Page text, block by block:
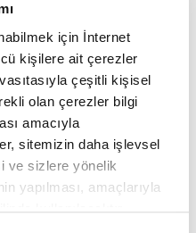
için İnternet
kişilere ait çerezler
çeşitli kişisel
olan çerezler bilgi
amacıyla
sitemizin daha işlevsel
ve sizlere yönelik
yapılması, amaçlarıyla
kullanılacaktır.
direnişinin sembol
ismi: Ömer Muhtar